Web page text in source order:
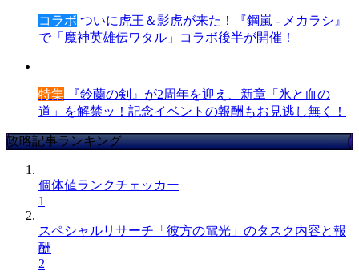
コラボ ついに虎王＆影虎が来た！『鋼嵐 - メカラシ』
で「魔神英雄伝ワタル」コラボ後半が開催！
特集 『鈴蘭の剣』が2周年を迎え、新章「氷と血の
道」を解禁ッ！記念イベントの報酬もお見逃し無く！
攻略記事ランキング
個体値ランクチェッカー
1
スペシャルリサーチ「彼方の電光」のタスク内容と報
酬
2